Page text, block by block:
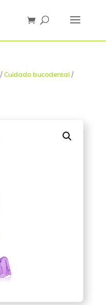
/Cuidado bucodental/